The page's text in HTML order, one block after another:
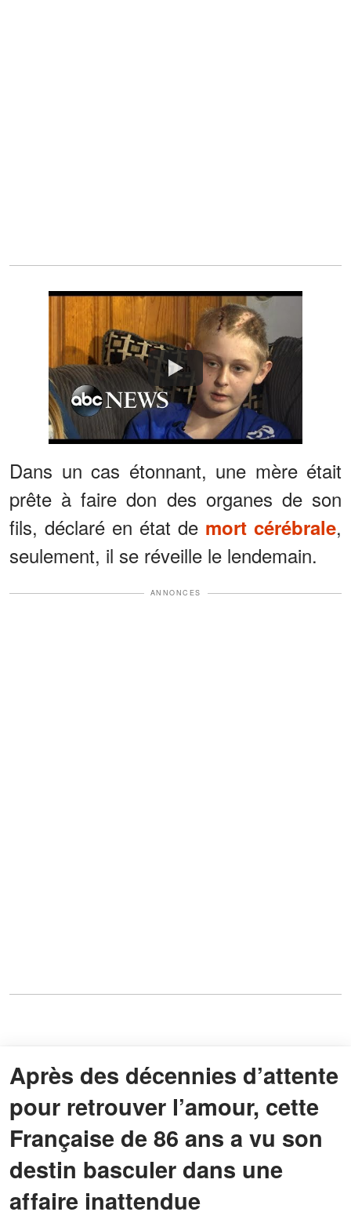
Watch
Dans un cas étonnant, une mère était
prête à faire don des organes de son
fils, déclaré en état de mort cérébrale,
seulement, il se réveille le lendemain.
ANNONCES
Après des décennies d’attente
pour retrouver l’amour, cette
Française de 86 ans a vu son
destin basculer dans une
affaire inattendue